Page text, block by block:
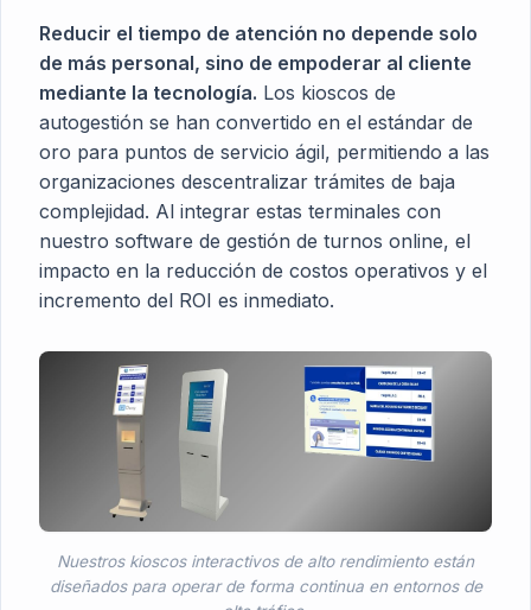
Reducir el tiempo de atención no depende solo
de más personal, sino de empoderar al cliente
mediante la tecnología. Los kioscos de
autogestión se han convertido en el estándar de
oro para puntos de servicio ágil, permitiendo a las
organizaciones descentralizar trámites de baja
complejidad. Al integrar estas terminales con
nuestro software de gestión de turnos online, el
impacto en la reducción de costos operativos y el
incremento del ROI es inmediato.
Nuestros kioscos interactivos de alto rendimiento están
diseñados para operar de forma continua en entornos de